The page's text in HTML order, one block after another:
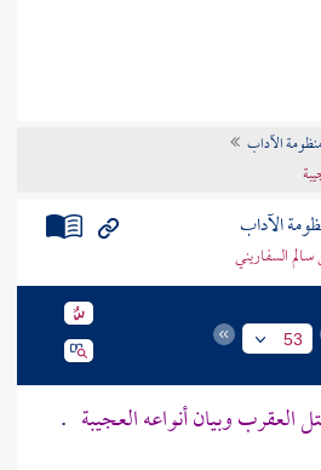
الآداب
الآداب
السفاريني
53
العقرب وبيان أنواعه العجيبة .